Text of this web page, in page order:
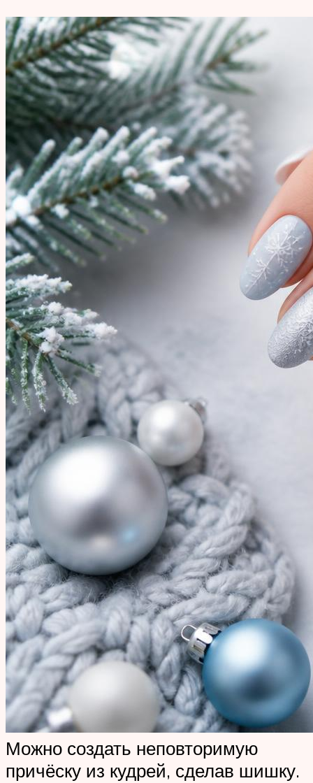
Можно создать неповторимую
причёску из кудрей, сделав шишку.